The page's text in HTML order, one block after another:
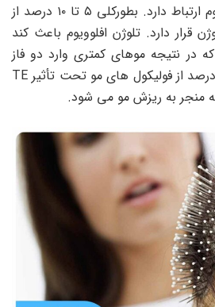
فاز تلوژن به تلوژن افلوویوم ارتباط دارد. بطورکلی ۵ تا ۱۰ درصد از
قرار دارد. تلوژن افلوویوم باعث کند
در نتیجه موهای کمتری وارد دو فاز
دیگر می شود. تقریباً ۳۰ درصد از فولیکول های مو تحت تأثیر TE
منجر به ریزش مو می شود.